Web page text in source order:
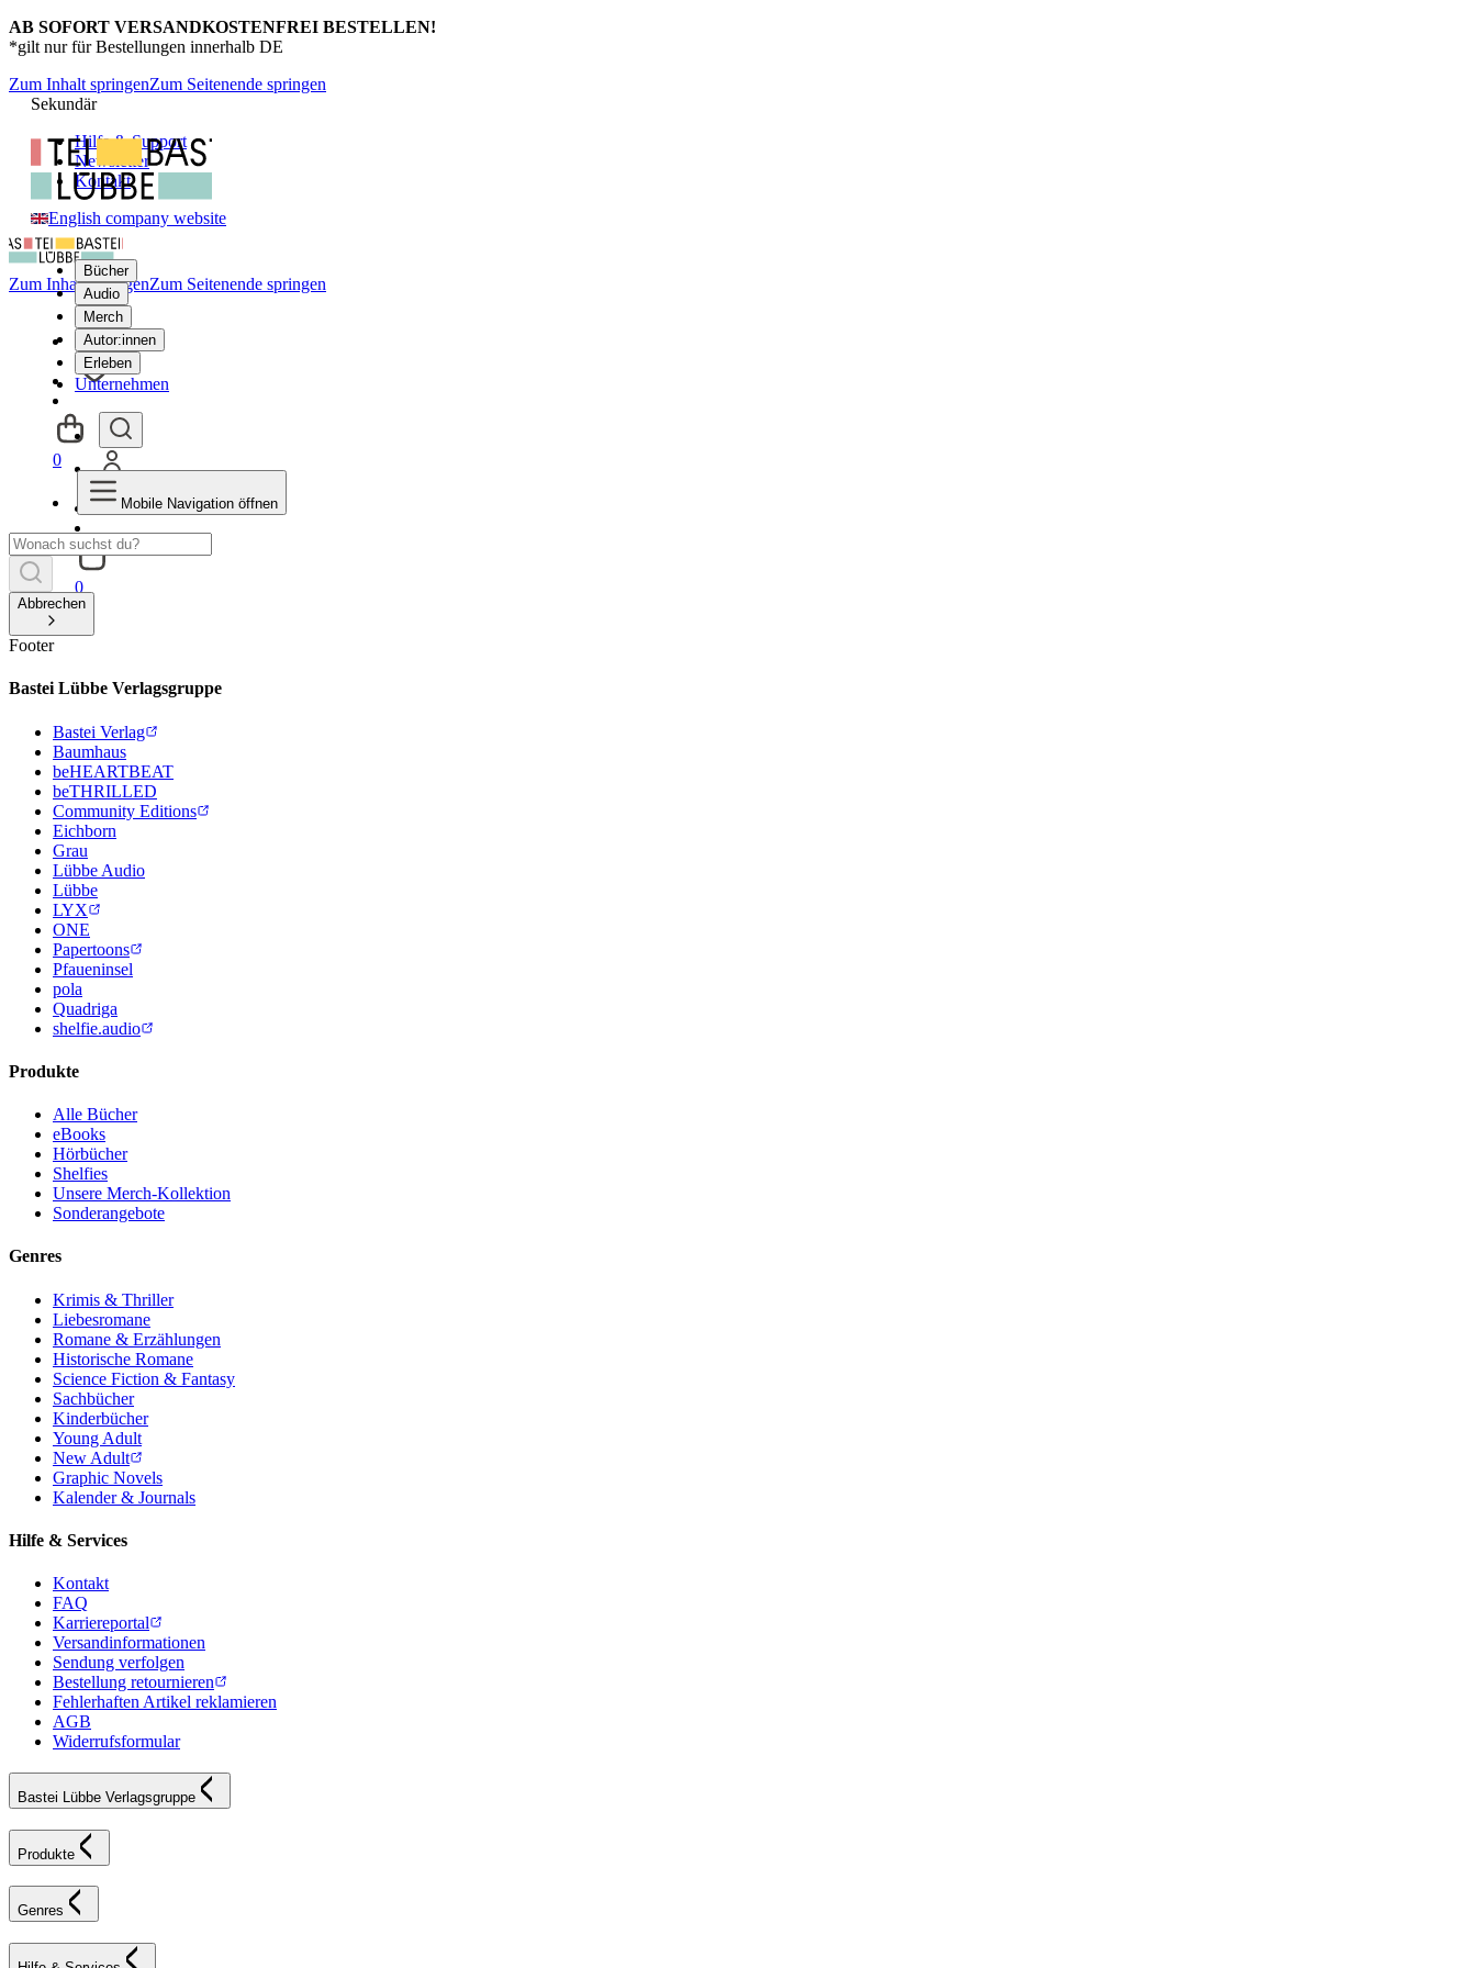
AB SOFORT VERSANDKOSTENFREI BESTELLEN!
*gilt nur für Bestellungen innerhalb DE
Zum Inhalt springenZum Seitenende springen
Sekundär
Hilfe & Support
Newsletter
Kontakt
English company website
Bücher
Audio
Merch
Autor:innen
Erleben
Unternehmen
0
Zum Inhalt springenZum Seitenende springen
0
Mobile Navigation öffnen
Abbrechen
Footer
Bastei Lübbe Verlagsgruppe
Bastei Verlag
Baumhaus
beHEARTBEAT
beTHRILLED
Community Editions
Eichborn
Grau
Lübbe Audio
Lübbe
LYX
ONE
Papertoons
Pfaueninsel
pola
Quadriga
shelfie.audio
Produkte
Alle Bücher
eBooks
Hörbücher
Shelfies
Unsere Merch-Kollektion
Sonderangebote
Genres
Krimis & Thriller
Liebesromane
Romane & Erzählungen
Historische Romane
Science Fiction & Fantasy
Sachbücher
Kinderbücher
Young Adult
New Adult
Graphic Novels
Kalender & Journals
Hilfe & Services
Kontakt
FAQ
Karriereportal
Versandinformationen
Sendung verfolgen
Bestellung retournieren
Fehlerhaften Artikel reklamieren
AGB
Widerrufsformular
Bastei Lübbe Verlagsgruppe
Produkte
Genres